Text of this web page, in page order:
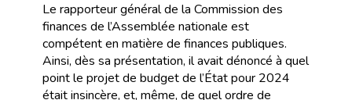
Le rapporteur général de la Commission des
finances de l’Assemblée nationale est
compétent en matière de finances publiques.
Ainsi, dès sa présentation, il avait dénoncé à quel
point le projet de budget de l’État pour 2024
était insincère, et, même, de quel ordre de